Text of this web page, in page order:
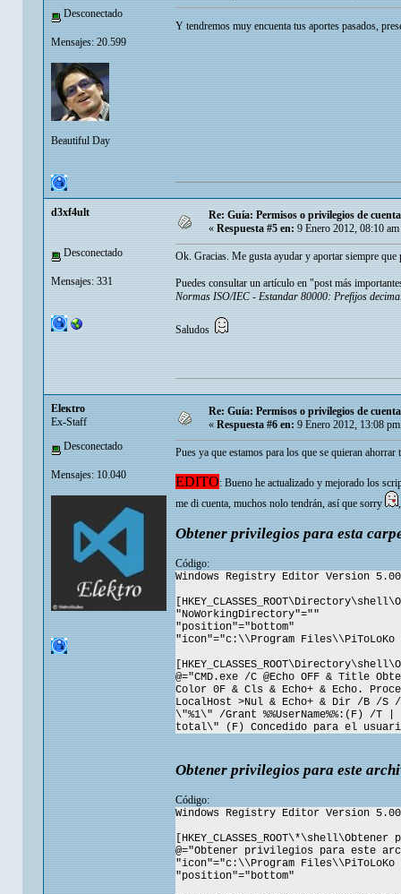
Desconectado
Mensajes: 20.599
Beautiful Day
Y tendremos muy encuenta tus aportes pasados,
d3xf4ult
Desconectado
Mensajes: 331
Re: Guía: Permisos o privilegios de
« Respuesta #5 en: 9 Enero 2012, 08:10
Ok. Gracias. Me gusta ayudar y aportar siempre que
Puedes consultar un artículo en "post más
Normas ISO/IEC - Estandar 80000: Prefijos
Saludos
Eleкtro
Ex-Staff
Desconectado
Mensajes: 10.040
Re: Guía: Permisos o privilegios de
«Respuesta #6 en:9 Enero 2012, 13:08
Pues ya que estamos para los que se quieran
EDITO: Bueno he actualizado y mejorado los
me di cuenta, muchos nolo tendrán, así que sorry
Obtener privilegios para esta
Código:
Windows Registry Editor Version 5.00
"NoWorkingDirectory"=""
"position"="bottom"
"icon"="c:\\Program
@="CMD.exe /C @Echo OFF & Title
Color 0F & Cls & Echo+ & Echo.
LocalHost >Nul & Echo+ & Dir /B /S
\"%1\" /Grant %%UserName%%:(F)
total\" (F) Concedido para el usuario
Obtener privilegios para este
Código:
Windows Registry Editor Version 5.00
@="Obtener privilegios para este
"icon"="c:\\Program
"position"="bottom"